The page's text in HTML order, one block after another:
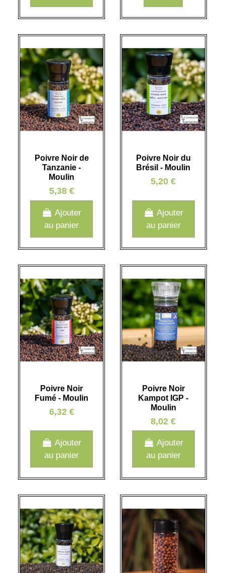
Poivre Noir de
Tanzanie -
Moulin
5,38 €
Ajouter
au panier
Poivre Noir du
Brésil - Moulin
5,20 €
Ajouter
au panier
Poivre Noir
Fumé - Moulin
6,32 €
Ajouter
au panier
Poivre Noir
Kampot IGP -
Moulin
8,02 €
Ajouter
au panier